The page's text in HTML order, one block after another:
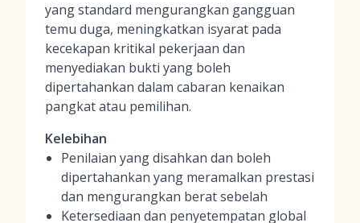
yang standard mengurangkan gangguan
temu duga, meningkatkan isyarat pada
kecekapan kritikal pekerjaan dan
menyediakan bukti yang boleh
dipertahankan dalam cabaran kenaikan
pangkat atau pemilihan.
Kelebihan
Penilaian yang disahkan dan boleh
dipertahankan yang meramalkan prestasi
dan mengurangkan berat sebelah
Ketersediaan dan penyetempatan global